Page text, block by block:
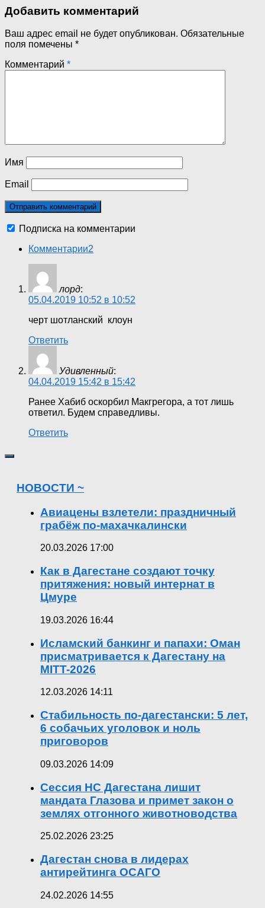
Добавить комментарий
Ваш адрес email не будет опубликован. Обязательные
поля помечены *
Комментарий *
Имя
Email
Подписка на комментарии
Комментарии2
лорд:
05.04.2019 10:52 в 10:52
черт шотланский клоун
Ответить
Удивленный:
04.04.2019 15:42 в 15:42
Ранее Хабиб оскорбил Макгрегора, а тот лишь
ответил. Будем справедливы.
Ответить
НОВОСТИ ~
Авиацены взлетели: праздничный
грабёж по-махачкалински
20.03.2026 17:00
Как в Дагестане создают точку
притяжения: новый интернат в
Цмуре
19.03.2026 16:44
Исламский банкинг и папахи: Оман
присматривается к Дагестану на
MITT-2026
12.03.2026 14:11
Стабильность по-дагестански: 5 лет,
6 собачьих уголовок и ноль
приговоров
09.03.2026 14:09
Сессия НС Дагестана лишит
мандата Глазова и примет закон о
землях отгонного животноводства
25.02.2026 23:25
Дагестан снова в лидерах
антирейтинга ОСАГО
24.02.2026 14:55